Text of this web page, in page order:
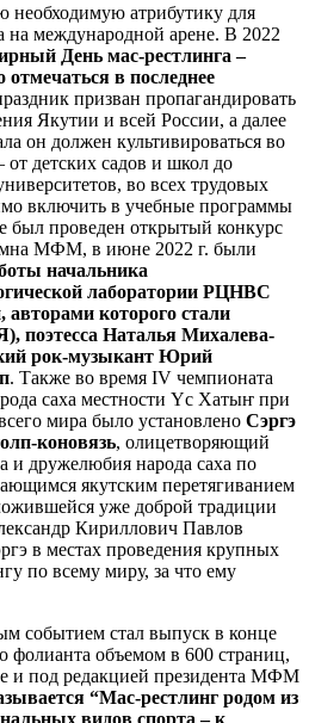
необходимую атрибутику для
международной арене. В 2022
День мас-рестлинга –
отмечаться в последнее
призван пропагандировать
Якутии и всей России, а далее
он должен культивироваться во
от детских садов и школ до
во всех трудовых
включить в учебные программы
был проведен открытый конкурс
МФМ, в июне 2022 г. были
начальника
лаборатории РЦНВС
авторами которого стали
поэтесса Наталья Михалева-
рок-музыкант Юрий
. Также во время IV чемпионата
саха местности Үс Хатыҥ при
мира было установлено Сэргэ
коновязь, олицетворяющий
и дружелюбия народа саха по
якутским перетягиванием
уже доброй традиции
Кириллович Павлов
в местах проведения крупных
по всему миру, за что ему
событием стал выпуск в конце
фолианта объемом в 600 страниц,
и под редакцией президента МФМ
“Мас-рестлинг родом из
видов спорта – к